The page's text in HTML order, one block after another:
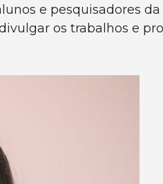
e pesquisadores
os trabalhos e